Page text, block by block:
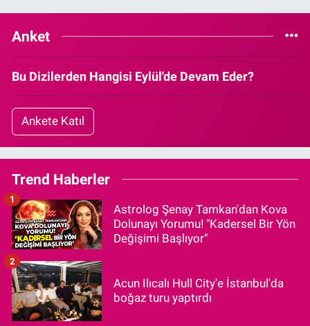
Anket
Bu Dizilerden Hangisi Eylül'de Devam Eder?
Ankete Katıl
Trend Haberler
Astrolog Şenay Tamkan'dan Kova
Dolunayı Yorumu! "Kadersel Bir Yön
Değişimi Başlıyor"
1
Acun Ilıcalı Hull City'e İstanbul'da
boğaz turu yaptırdı
2